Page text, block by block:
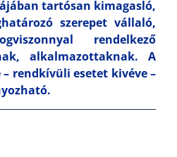
tartósan kimagasló,
szerepet vállaló,
rendelkező
alkalmazottaknak. A
rendkívüli esetet kivéve –